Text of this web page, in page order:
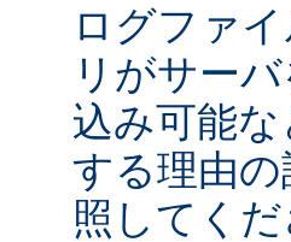
ログファ
リがサー
込み可能
する理由の
照してくだ